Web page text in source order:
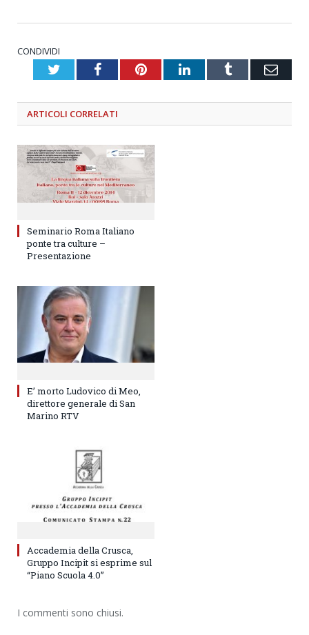
CONDIVIDI
TwitterFacebookPinterestLinkedInTumblr
ARTICOLI CORRELATI
Seminario Roma Italiano
ponte tra culture –
Presentazione
E’ morto Ludovico di Meo,
direttore generale di San
Marino RTV
Accademia della Crusca,
Gruppo Incipit si esprime sul
“Piano Scuola 4.0”
I commenti sono chiusi.